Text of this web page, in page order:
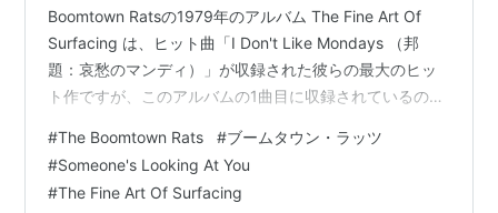
Boomtown Ratsの1979年のアルバム The Fine Art Of
Surfacing は、ヒット曲「I Don't Like Mondays （邦
題：哀愁のマンディ）」が収録された彼らの最大のヒッ
ト作ですが、このアルバムの1曲目に収録されているのが
ーヴ全盛のイギリスで活動していたので、サウンドはニ
ューウェーヴの香りが強いですが、親しみやすいポップ
なメロディーとちょっと捻った曲展開が素晴らしいで
#The Boomtown Rats #ブームタウン・ラッツ
#Someone's Looking At You
#The Fine Art Of Surfacing